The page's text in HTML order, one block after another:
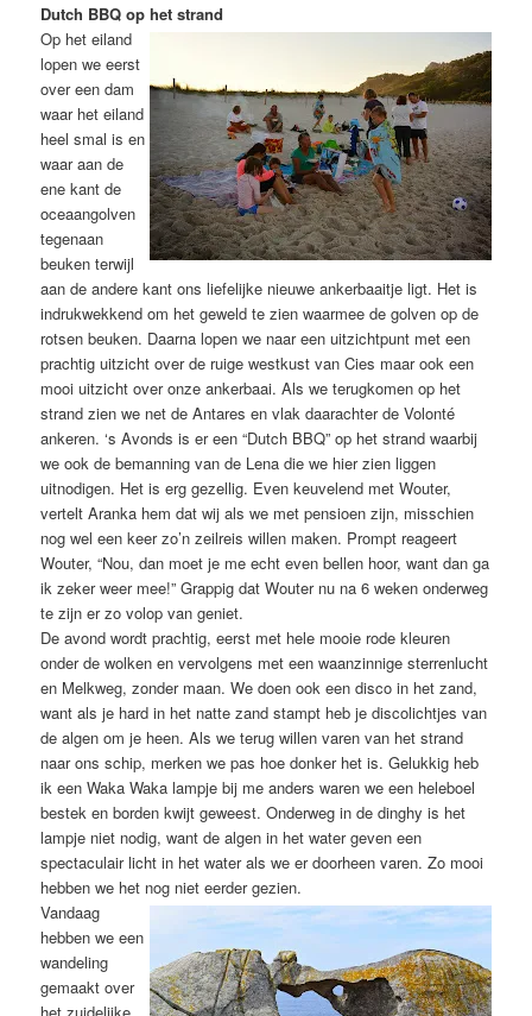
Dutch BBQ op het strand
Op het eiland
lopen we eerst
over een dam
waar het eiland
heel smal is en
waar aan de
ene kant de
oceaangolven
tegenaan
beuken terwijl
aan de andere kant ons liefelijke nieuwe ankerbaaitje ligt. Het is
indrukwekkend om het geweld te zien waarmee de golven op de
rotsen beuken. Daarna lopen we naar een uitzichtpunt met een
prachtig uitzicht over de ruige westkust van Cies maar ook een
mooi uitzicht over onze ankerbaai. Als we terugkomen op het
strand zien we net de Antares en vlak daarachter de Volonté
ankeren. ‘s Avonds is er een “Dutch BBQ” op het strand waarbij
we ook de bemanning van de Lena die we hier zien liggen
uitnodigen. Het is erg gezellig. Even keuvelend met Wouter,
vertelt Aranka hem dat wij als we met pensioen zijn, misschien
nog wel een keer zo’n zeilreis willen maken. Prompt reageert
Wouter, “Nou, dan moet je me echt even bellen hoor, want dan ga
ik zeker weer mee!” Grappig dat Wouter nu na 6 weken onderweg
te zijn er zo volop van geniet.
De avond wordt prachtig, eerst met hele mooie rode kleuren
onder de wolken en vervolgens met een waanzinnige sterrenlucht
en Melkweg, zonder maan. We doen ook een disco in het zand,
want als je hard in het natte zand stampt heb je discolichtjes van
de algen om je heen. Als we terug willen varen van het strand
naar ons schip, merken we pas hoe donker het is. Gelukkig heb
ik een Waka Waka lampje bij me anders waren we een heleboel
bestek en borden kwijt geweest. Onderweg in de dinghy is het
lampje niet nodig, want de algen in het water geven een
spectaculair licht in het water als we er doorheen varen. Zo mooi
hebben we het nog niet eerder gezien.
Vandaag
hebben we een
wandeling
gemaakt over